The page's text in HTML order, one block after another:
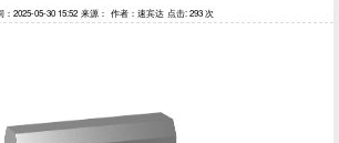
：2025-05-30 15:52 来源： 作者：速宾达 点击: 293 次